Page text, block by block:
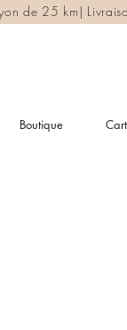
de 25 km|
Boutique